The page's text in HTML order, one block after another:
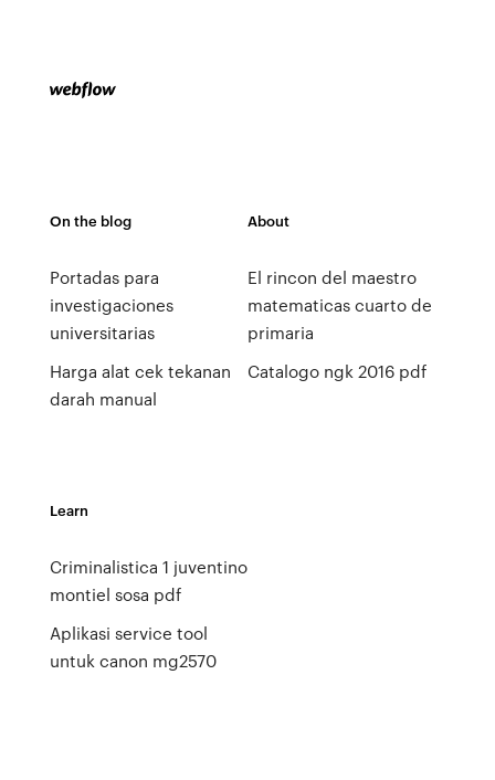
On the blog
Portadas para
investigaciones
universitarias
Harga alat cek tekanan
darah manual
About
El rincon del maestro
matematicas cuarto de
primaria
Catalogo ngk 2016 pdf
Learn
Criminalistica 1 juventino
montiel sosa pdf
Aplikasi service tool
untuk canon mg2570